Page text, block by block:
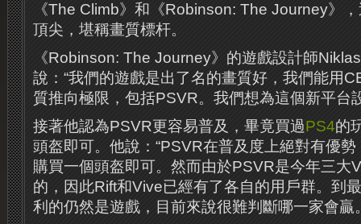
《The Climb》和《Robinson: The Journey》
頂尖，堪稱畫質標杆。
《Robinson: The Journey》的遊戲設計師
說：“我們的遊戲是出了名的畫質好，我們能用
質推向極限，包括PSVR。我們想為這個新平台
接著他認為PSVR更容易普及，畢竟買過PS4的
頭盔即可。他說：“PSVR在普及度上絕對有優勢
購買一個頭盔即可。然而由於PSVR是今年三大
的，因此Rift和Vive已經有了各自的用戶群。到
利的仍然是遊戲，目前來說很難判斷哪一家會贏